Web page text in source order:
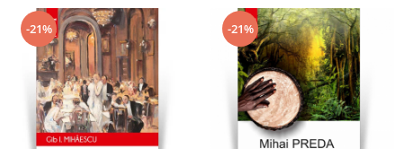
-21% -21%